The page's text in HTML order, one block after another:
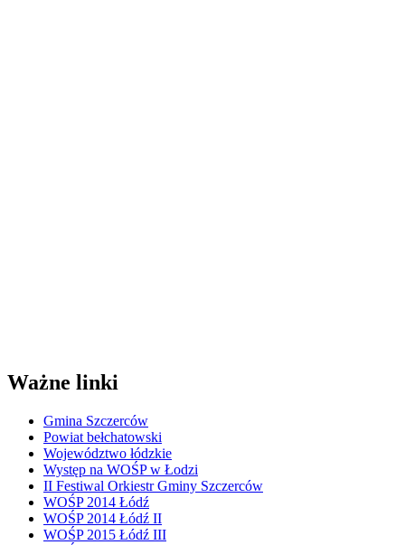
Ważne linki
Gmina Szczerców
Powiat bełchatowski
Województwo łódzkie
Występ na WOŚP w Łodzi
II Festiwal Orkiestr Gminy Szczerców
WOŚP 2014 Łódź
WOŚP 2014 Łódź II
WOŚP 2015 Łódź III